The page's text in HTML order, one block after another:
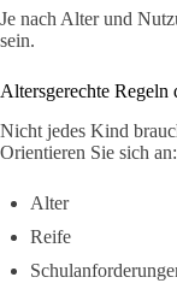
Je nach Alter und
sein.
Altersgerechte Regeln
Nicht jedes Kind
Orientieren Sie sich an:
Alter
Reife